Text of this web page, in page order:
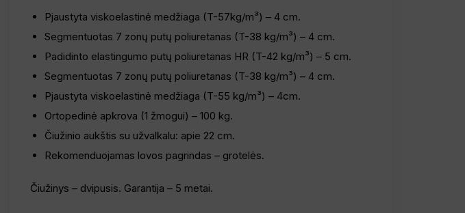
Pjaustyta viskoelastinė medžiaga (T-57kg/m³) – 4 cm.
Segmentuotas 7 zonų putų poliuretanas (T-38 kg/m³) – 4 cm.
Padidinto elastingumo putų poliuretanas HR (T-42 kg/m³) – 5 cm.
Segmentuotas 7 zonų putų poliuretanas (T-38 kg/m³) – 4 cm.
Pjaustyta viskoelastinė medžiaga (T-55 kg/m³) – 4cm.
Ortopedinė apkrova (1 žmogui) – 100 kg.
Čiužinio aukštis su užvalkalu: apie 22 cm.
Rekomenduojamas lovos pagrindas – grotelės.
Čiužinys – dvipusis. Garantija – 5 metai.